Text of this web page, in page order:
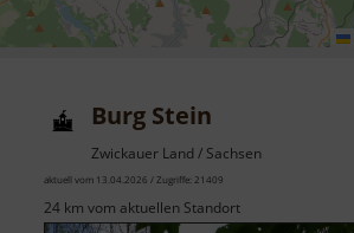
Burg Stein
Zwickauer Land / Sachsen
aktuell vom 13.04.2026 / Zugriffe: 21409
24 km vom aktuellen Standort